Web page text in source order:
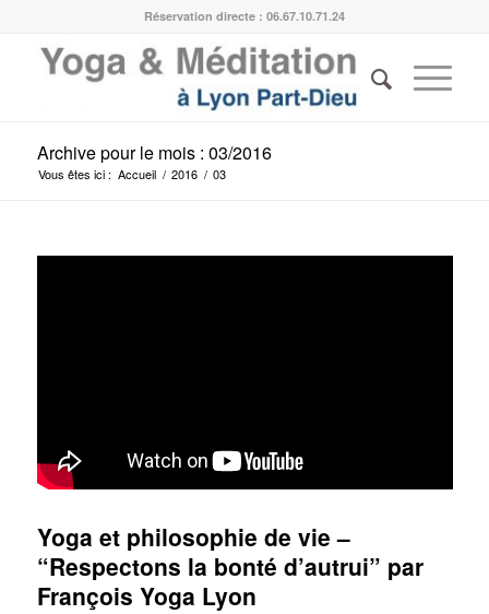
Réservation directe : 06.67.10.71.24
Archive pour le mois : 03/2016
Vous êtes ici : Accueil / 2016 / 03
Yoga et philosophie de vie –
“Respectons la bonté d’autrui” par
François Yoga Lyon